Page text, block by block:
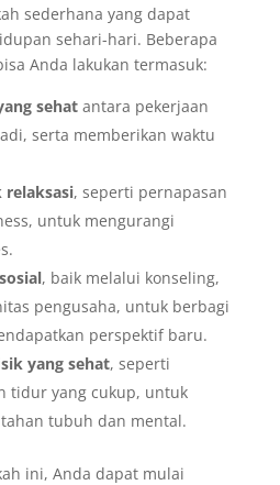
sederhana yang dapat
sehari-hari. Beberapa
Anda lakukan termasuk:
sehatantara pekerjaan
serta memberikan waktu
relaksasi, seperti pernapasan
untuk mengurangi
, baik melalui konseling,
pengusaha, untuk berbagi
perspektif baru.
yang sehat, seperti
tidur yang cukup, untuk
tubuh dan mental.
ini, Anda dapat mulai